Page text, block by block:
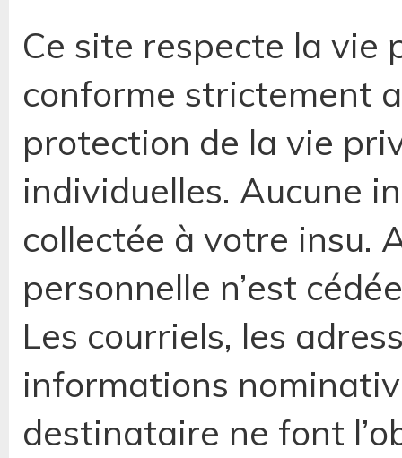
Ce site respecte la vie
conforme strictement
protection de la vie
individuelles. Aucune
collectée à votre insu.
personnelle n’est
Les courriels, les
informations
destinataire ne font